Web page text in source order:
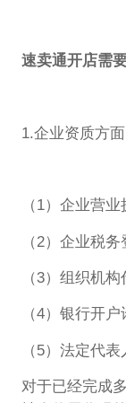
速卖通开店需
1.企业资质方面
（1）企业营
（2）企业税
（3）组织机构
（4）银行开户
（5）法定代
对于已经完成